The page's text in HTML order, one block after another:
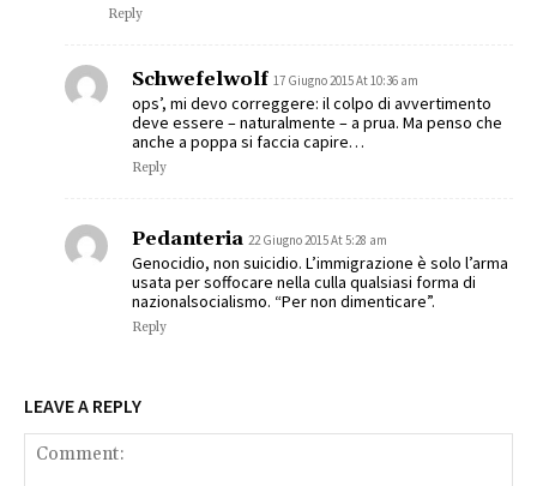
Reply
Schwefelwolf 17 Giugno 2015 At 10:36 am
ops’, mi devo correggere: il colpo di avvertimento
deve essere – naturalmente – a prua. Ma penso che
anche a poppa si faccia capire…
Reply
Pedanteria 22 Giugno 2015 At 5:28 am
Genocidio, non suicidio. L’immigrazione è solo l’arma
usata per soffocare nella culla qualsiasi forma di
nazionalsocialismo. “Per non dimenticare”.
Reply
LEAVE A REPLY